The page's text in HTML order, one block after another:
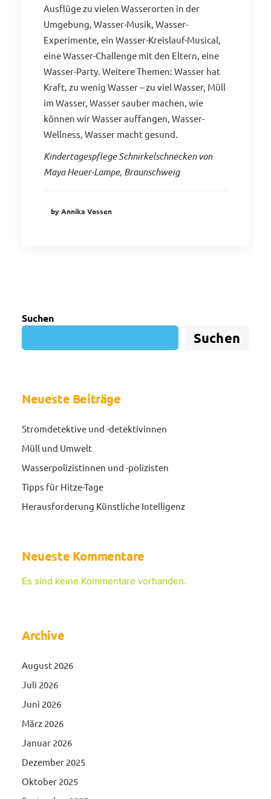
Ausflüge zu vielen Wasserorten in der
Umgebung, Wasser-Musik, Wasser-
Experimente, ein Wasser-Kreislauf-Musical,
eine Wasser-Challenge mit den Eltern, eine
Wasser-Party. Weitere Themen: Wasser hat
Kraft, zu wenig Wasser – zu viel Wasser, Müll
im Wasser, Wasser sauber machen, wie
können wir Wasser auffangen, Wasser-
Wellness, Wasser macht gesund.
Kindertagespflege Schnirkelschnecken von
Maya Heuer-Lampe, Braunschweig
by Annika Vossen
Suchen
Suchen
Neueste Beiträge
Stromdetektive und -detektivinnen
Müll und Umwelt
Wasserpolizistinnen und -polizisten
Tipps für Hitze-Tage
Herausforderung Künstliche Intelligenz
Neueste Kommentare
Es sind keine Kommentare vorhanden.
Archive
August 2026
Juli 2026
Juni 2026
März 2026
Januar 2026
Dezember 2025
Oktober 2025